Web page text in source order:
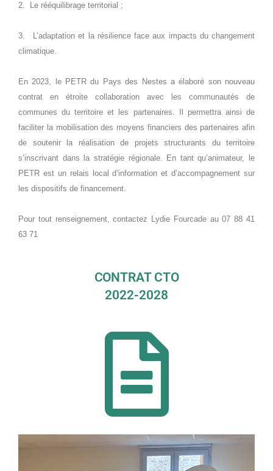
2. Le rééquilibrage territorial ;
3.
L’adaptation et la résilience face aux impacts du changement
climatique.
En 2023, le PETR du Pays des Nestes a élaboré son nouveau
contrat en étroite collaboration avec les communautés de
communes du territoire et les partenaires. Il permettra ainsi de
faciliter la mobilisation des moyens financiers des partenaires afin
de soutenir la réalisation de projets structurants du territoire
s’inscrivant dans la stratégie régionale. En tant qu’animateur, le
P ETR est un relais local d’information et d’accompagnement sur
les dispositifs de financement.
Pour tout renseignement, contactez Lydie Fourcade au 07 88 41
63 71
CONTRAT CTO
2022-2028